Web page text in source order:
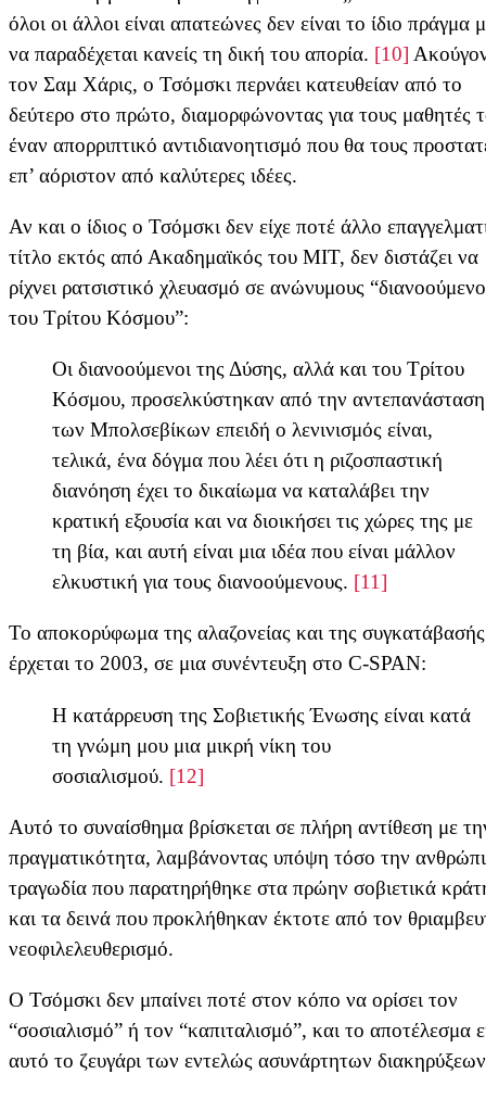
όλοι οι άλλοι είναι απατεώνες δεν είναι το ίδιο πράγμα
να παραδέχεται κανείς τη δική του απορία. [10]
τον Σαμ Χάρις, ο Τσόμσκι περνάει κατευθείαν από το
δεύτερο στο πρώτο, διαμορφώνοντας για τους μαθητές
έναν απορριπτικό αντιδιανοητισμό που θα τους
επ’ αόριστον από καλύτερες ιδέες.
Αν και ο ίδιος ο Τσόμσκι δεν είχε ποτέ άλλο
τίτλο εκτός από Ακαδημαϊκός του ΜΙΤ, δεν διστάζει να
ρίχνει ρατσιστικό χλευασμό σε ανώνυμους
του Τρίτου Κόσμου”:
Οι διανοούμενοι της Δύσης, αλλά και του Τρίτου
Κόσμου, προσελκύστηκαν από την αντεπανάσταση
των Μπολσεβίκων επειδή ο λενινισμός είναι,
τελικά, ένα δόγμα που λέει ότι η ριζοσπαστική
διανόηση έχει το δικαίωμα να καταλάβει την
κρατική εξουσία και να διοικήσει τις χώρες της με
τη βία, και αυτή είναι μια ιδέα που είναι μάλλον
ελκυστική για τους διανοούμενους. [11]
Το αποκορύφωμα της αλαζονείας και της
έρχεται το 2003, σε μια συνέντευξη στο C-SPAN:
Η κατάρρευση της Σοβιετικής Ένωσης είναι κατά
τη γνώμη μου μια μικρή νίκη του
σοσιαλισμού. [12]
Αυτό το συναίσθημα βρίσκεται σε πλήρη αντίθεση με
πραγματικότητα, λαμβάνοντας υπόψη τόσο την
τραγωδία που παρατηρήθηκε στα πρώην σοβιετικά
και τα δεινά που προκλήθηκαν έκτοτε από τον
νεοφιλελευθερισμό.
Ο Τσόμσκι δεν μπαίνει ποτέ στον κόπο να ορίσει τον
“σοσιαλισμό” ή τον “καπιταλισμό”, και το αποτέλεσμα
αυτό το ζευγάρι των εντελώς ασυνάρτητων